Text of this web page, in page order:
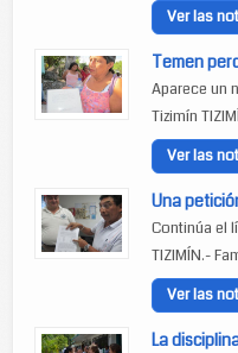
Ver las
Temen
Aparece un
Tizimín
Ver las
Una
Continúa el
TIZIMÍN.-
Ver las
La